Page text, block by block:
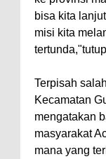
bisa kita
misi kita
Terpisah
Kecamatan
mengatakan
masyarakat
mana yang